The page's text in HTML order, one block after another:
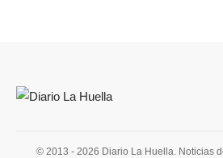
© 2013 - 2026 Diario La Huella. Noticias